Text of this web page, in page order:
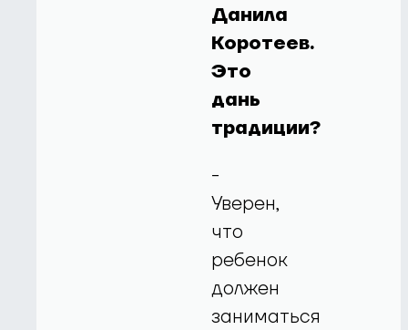
Данила
Коротеев.
Это
дань
традиции?
-
Уверен,
что
ребенок
должен
заниматься